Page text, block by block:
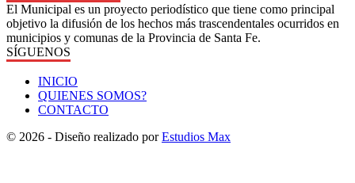
El Municipal es un proyecto periodístico que tiene como principal
objetivo la difusión de los hechos más trascendentales ocurridos en
municipios y comunas de la Provincia de Santa Fe.
SÍGUENOS
INICIO
QUIENES SOMOS?
CONTACTO
© 2026 - Diseño realizado porEstudios Max